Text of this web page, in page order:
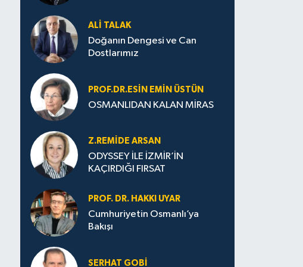
ALI TALAK
Doğanın Dengesi ve Can
Dostlarımız
PROF.DR.ESIN EMIN ÜSTÜN
OSMANLIDAN KALAN MİRAS
Z.REMIDE ARSAN
ODYSSEY İLE İZMİR’İN
KAÇIRDIĞI FIRSAT
PROF. DR. HAKKI UYAR
Cumhuriyetin Osmanlı’ya
Bakışı
SERHAT GOBİ